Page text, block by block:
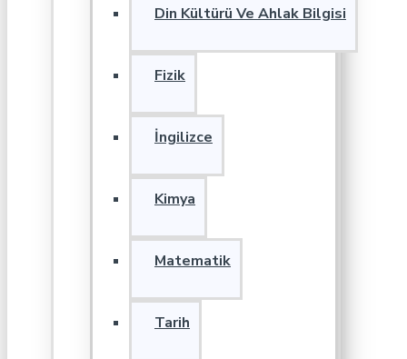
Din Kültürü Ve Ahlak Bilgisi
Fizik
İngilizce
Kimya
Matematik
Tarih